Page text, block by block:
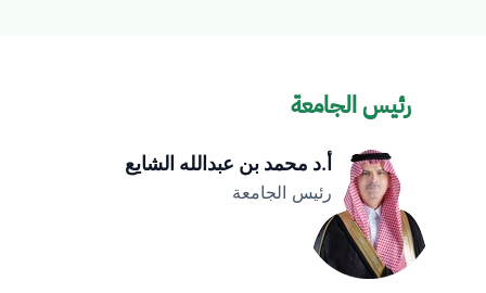
رئيس الجامعة
أ.د محمد بن عبدالله الشايع
رئيس الجامعة